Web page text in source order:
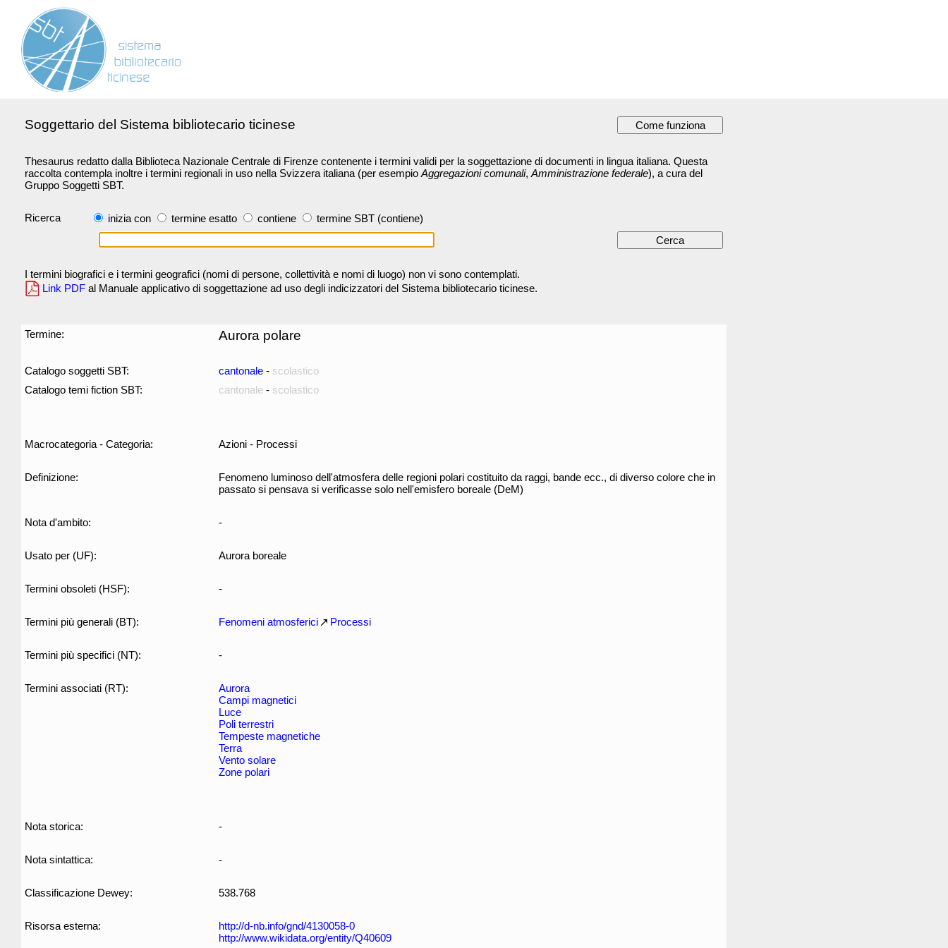
Soggettario del Sistema bibliotecario ticinese
Thesaurus redatto dalla Biblioteca Nazionale Centrale di Firenze contenente i termini validi per la soggettazione di documenti in lingua italiana. Questa
raccolta contempla inoltre i termini regionali in uso nella Svizzera italiana (per esempio Aggregazioni comunali, Amministrazione federale), a cura del
Gruppo Soggetti SBT.
Ricerca inizia con termine esatto contiene termine SBT (contiene)
I termini biografici e i termini geografici (nomi di persone, collettività e nomi di luogo) non vi sono contemplati.
Link PDF al Manuale applicativo di soggettazione ad uso degli indicizzatori del Sistema bibliotecario ticinese.
Termine: Aurora polare
Catalogo soggetti SBT: cantonale - scolastico
Catalogo temi fiction SBT:
cantonale - scolastico
Macrocategoria - Categoria: Azioni - Processi
Definizione:
Fenomeno luminoso dell'atmosfera delle regioni polari costituito da raggi, bande ecc., di diverso colore che in
passato si pensava si verificasse solo nell'emisfero boreale (DeM)
Nota d'ambito: -
Usato per (UF): Aurora boreale
Termini obsoleti (HSF): -
Termini più generali (BT): Fenomeni atmosferici Processi
Termini più specifici (NT): -
Termini associati (RT):
Aurora
Campi magnetici
Luce
Poli terrestri
Tempeste magnetiche
Terra
Vento solare
Zone polari
Nota storica: -
Nota sintattica: -
Classificazione Dewey: 538.768
Risorsa esterna:
http://d-nb.info/gnd/4130058-0
http://www.wikidata.org/entity/Q40609